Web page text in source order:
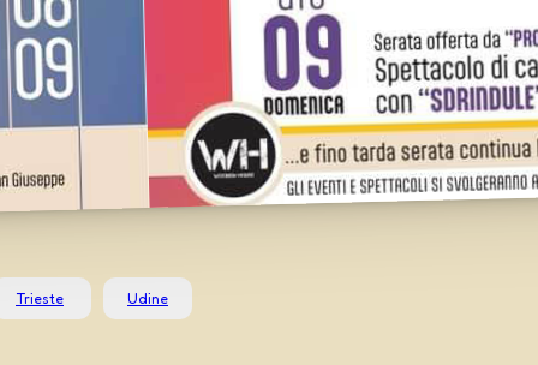
Trieste Udine